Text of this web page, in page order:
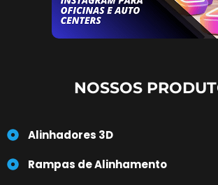
NOSSOS
Alinhadores 3D
Rampas de Alinhamento